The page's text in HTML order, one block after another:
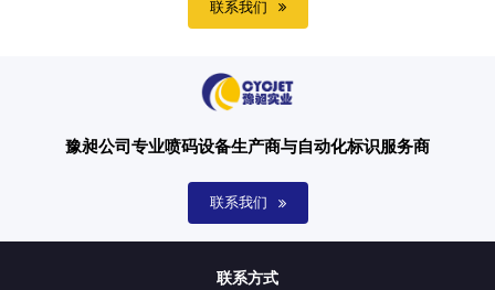
联系我们
豫昶公司专业喷码设备生产商与自动化标识服务商
联系我们
联系方式